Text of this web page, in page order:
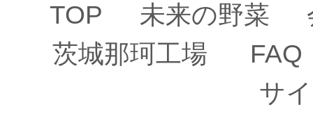
TOP 未来の野菜
茨城那珂工場
FAQ
サ